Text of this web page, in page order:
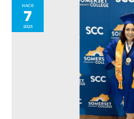
HACE
7
2023